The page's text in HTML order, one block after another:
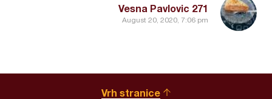
Vesna Pavlovic 271
August 20, 2020, 7:06 pm
Vrh stranice